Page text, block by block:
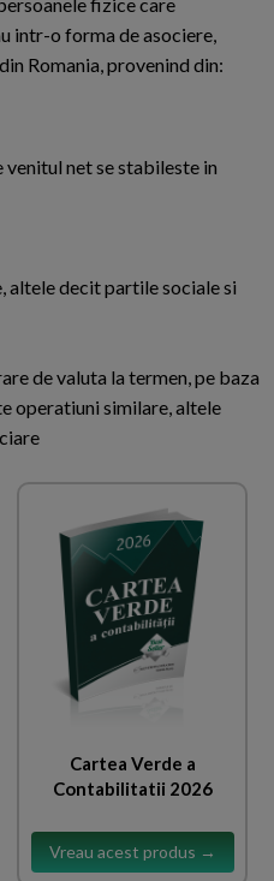
intr-o forma de asociere,
Romania, provenind din:
net se stabileste in
decit partile sociale si
de valuta la termen, pe baza
operatiuni similare, altele
Cartea Verde a
Contabilitatii 2026
Vreau acest produs →